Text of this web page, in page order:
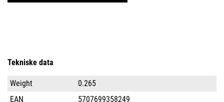
Tekniske data
Weight
0.265
EAN
5707699358249